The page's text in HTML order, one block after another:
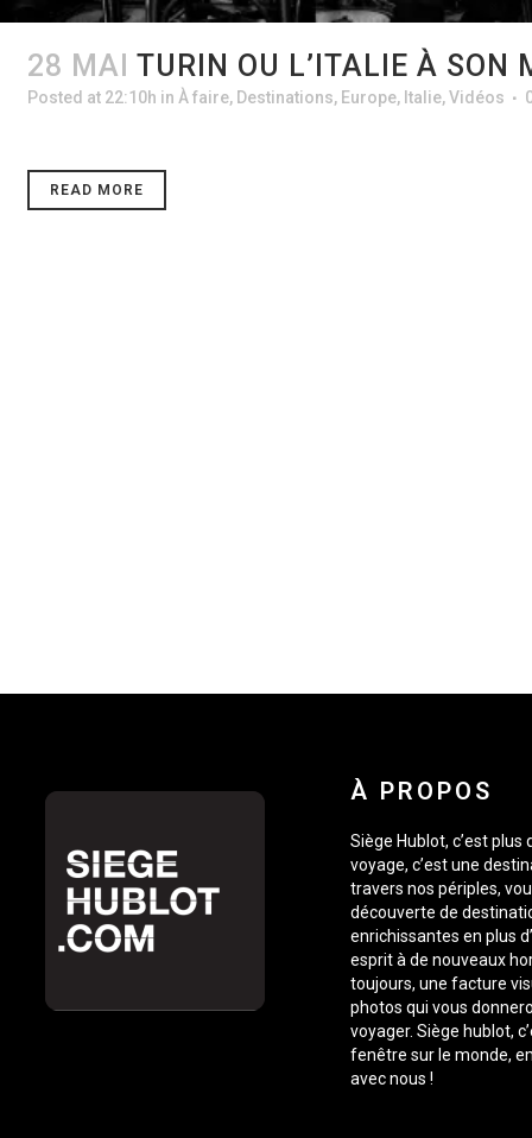
28 MAI TURIN OU L’ITALIE À SON
Posted at 22:10h in À faire, Destinations, Europe, Italie,Vidéos
READ MORE
À PROPOS
Siège Hublot, c’est plus
voyage, c’est une
travers nos périples,
découverte de
enrichissantes en plus
esprit à de nouveaux
toujours, une facture
photos qui vous
voyager. Siège hublot,
fenêtre sur le monde,
avec nous !